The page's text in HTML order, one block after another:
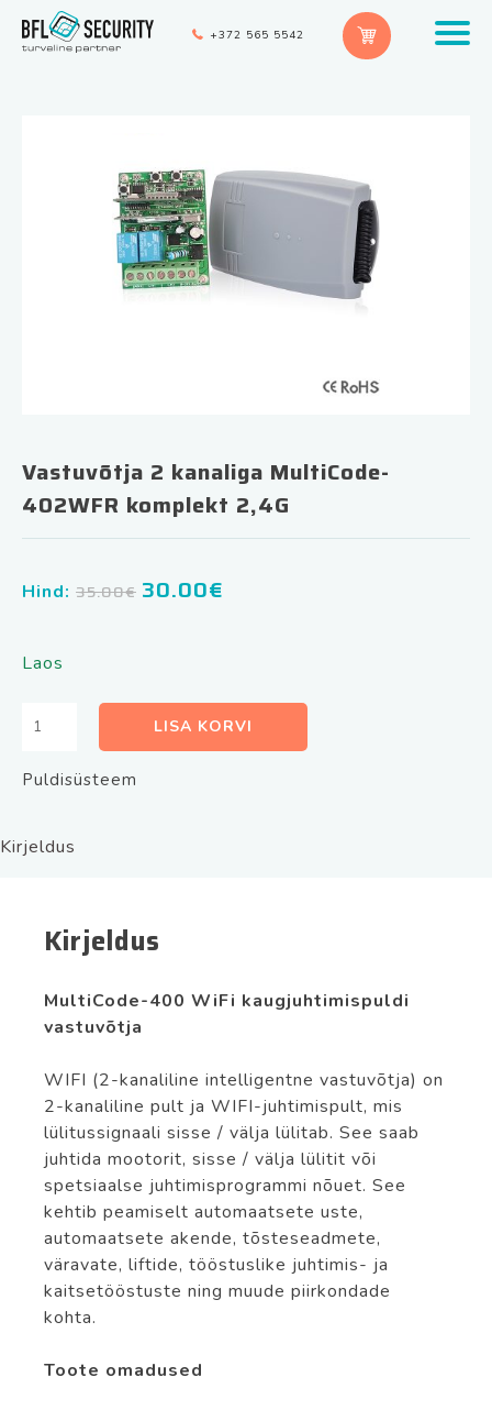
+372 565 5542
Vastuvõtja 2 kanaliga MultiCode-
402WFR komplekt 2,4G
Hind: 35.00€ Algne
30.00€
Laos
Vastuvõtja
kanaliga
MultiCode-
komplekt
LISA KORVI
Puldisüsteem
Kirjeldus
Kirjeldus
MultiCode-400 WiFi kaugjuhtimispuldi
vastuvõtja
WIFI (2-kanaliline intelligentne vastuvõtja) on
2-kanaliline pult ja WIFI-juhtimispult, mis
lülitussignaali sisse / välja lülitab. See saab
juhtida mootorit, sisse / välja lülitit või
spetsiaalse juhtimisprogrammi nõuet. See
kehtib peamiselt automaatsete uste,
automaatsete akende, tõsteseadmete,
väravate, liftide, tööstuslike juhtimis- ja
kaitsetööstuste ning muude piirkondade
kohta.
Toote omadused